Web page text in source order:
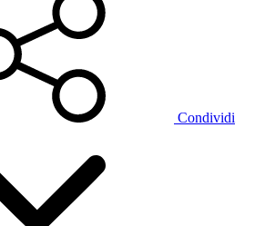
Condividi